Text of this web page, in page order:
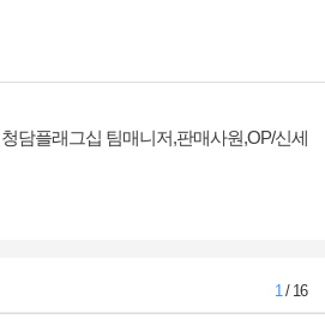
담플래그십 팀매니저,판매사원,OP/신세
1/ 16